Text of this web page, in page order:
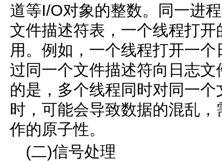
道等I/O对象的整数。同一进
文件描述符表，一个线程打
用。例如，一个线程打开一
过同一个文件描述符向日志
的是，多个线程同时对同一
时，可能会导致数据的混乱
作的原子性。
(二)信号处理